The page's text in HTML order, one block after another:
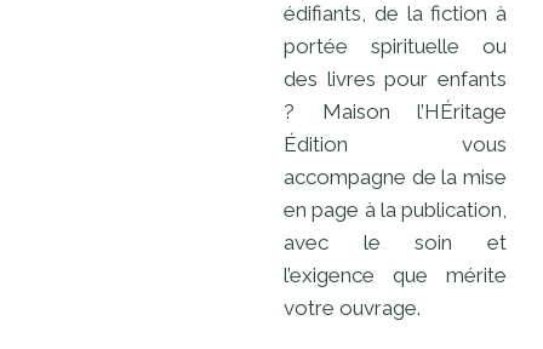
édifiants, de la fiction à
portée spirituelle ou
des livres pour enfants
? Maison l’HÉritage
Édition vous
accompagne de la mise
en page à la publication,
avec le soin et
l’exigence que mérite
votre ouvrage.